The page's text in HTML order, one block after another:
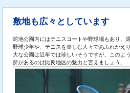
敷地も広々としています
蛇池公園内にはテニスコートや野球場もあり、
野球少年や、テニスを楽しむ人々であふれかえ
大な公園は近年では珍しいそうですが、このよ
所があるのは比良地区の魅力と言えましょう。